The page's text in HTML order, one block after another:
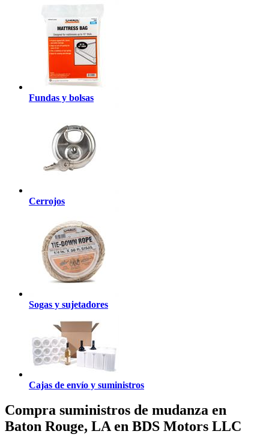
Fundas y bolsas
Cerrojos
Sogas y sujetadores
Cajas de envío y suministros
Compra suministros de mudanza en
Baton Rouge, LA en BDS Motors LLC